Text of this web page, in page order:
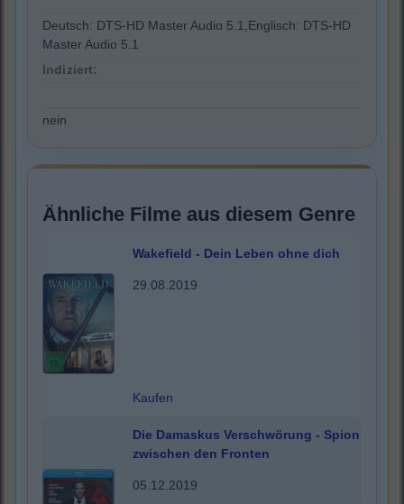
Deutsch: DTS-HD Master Audio 5.1,Englisch: DTS-HD
Master Audio 5.1
Indiziert:
nein
Ähnliche Filme aus diesem Genre
Wakefield - Dein Leben ohne dich
29.08.2019
Kaufen
Die Damaskus Verschwörung - Spion
zwischen den Fronten
05.12.2019